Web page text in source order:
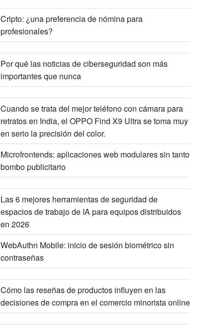
Cripto: ¿una preferencia de nómina para
profesionales?
Por qué las noticias de ciberseguridad son más
importantes que nunca
Cuando se trata del mejor teléfono con cámara para
retratos en India, el OPPO Find X9 Ultra se toma muy
en serio la precisión del color.
Microfrontends: aplicaciones web modulares sin tanto
bombo publicitario
Las 6 mejores herramientas de seguridad de
espacios de trabajo de IA para equipos distribuidos
en 2026
WebAuthn Mobile: inicio de sesión biométrico sin
contraseñas
Cómo las reseñas de productos influyen en las
decisiones de compra en el comercio minorista online